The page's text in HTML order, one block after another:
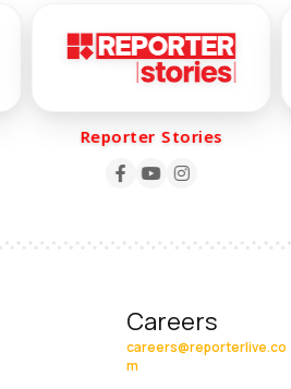
Reporter Stories
Careers
careers@reporterlive.co
m